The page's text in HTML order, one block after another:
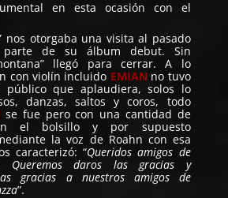
en esta ocasión con el
nos otorgaba una visita al pasado
de su álbum debut. Sin
llegó para cerrar. A lo
con violín incluido EMIAN no tuvo
que aplaudiera, solos lo
danzas, saltos y coros, todo
se fue pero con una cantidad de
el bolsillo y por supuesto
la voz de Roahn con esa
caracterizó: “Queridos amigos de
Queremos daros las gracias y
gracias a nuestros amigos de
”.